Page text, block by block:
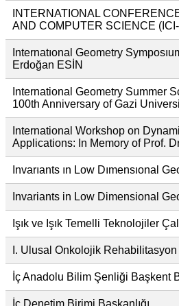
INTERNATIONAL
AND COMPUTER SCIENCE
Internatıonal Geometry
Erdoğan ESİN
International Geometry Summer
100th Anniversary of Gazi
International Workshop on
Applications: In Memory of Prof.
Invarıants ın Low Dımensıonal
Invariants in Low Dimensional
Işık ve Işık Temelli Teknolojiler
I. Ulusal Onkolojik
İç Anadolu Bilim Şenliği Başkent
İç Denetim Birimi Başkanlığı